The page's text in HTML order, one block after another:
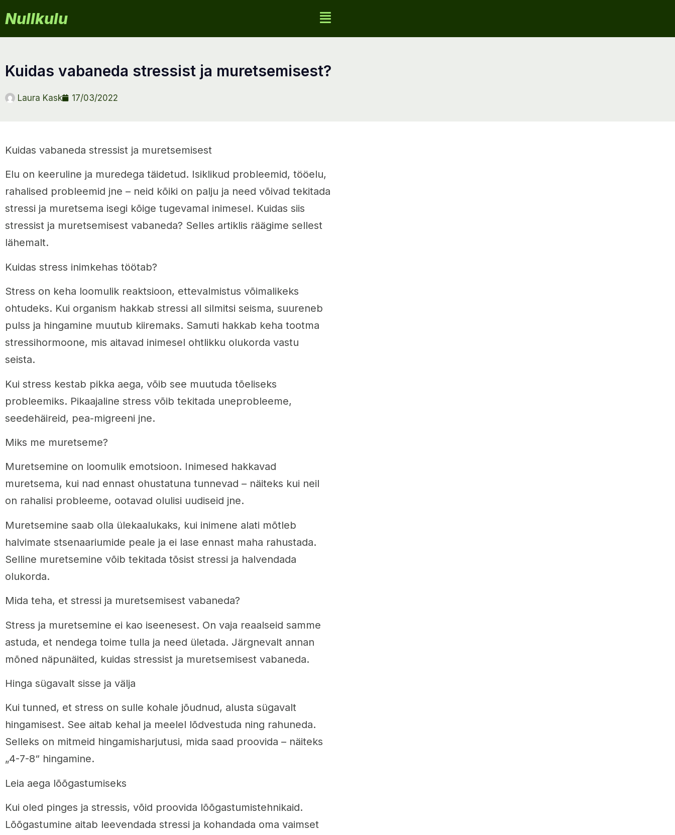
Nullkulu
kuidas vabaneda stressist ja muretsemisest?
Laura Kask 17/03/2022
Kuidas vabaneda stressist ja muretsemisest
Elu on keeruline ja muredega täidetud. Isiklikud probleemid, tööelu,
rahalised probleemid jne – neid kõiki on palju ja need võivad tekitada
stressi ja muretsema isegi kõige tugevamal inimesel. Kuidas siis
stressist ja muretsemisest vabaneda? Selles artiklis räägime sellest
lähemalt.
Kuidas stress inimkehas töötab?
Stress on keha loomulik reaktsioon, ettevalmistus võimalikeks
ohtudeks. Kui organism hakkab stressi all silmitsi seisma, suureneb
pulss ja hingamine muutub kiiremaks. Samuti hakkab keha tootma
stressihormoone, mis aitavad inimesel ohtlikku olukorda vastu
seista.
Kui stress kestab pikka aega, võib see muutuda tõeliseks
probleemiks. Pikaajaline stress võib tekitada uneprobleeme,
seedehäireid, pea-migreeni jne.
Miks me muretseme?
Muretsemine on loomulik emotsioon. Inimesed hakkavad
muretsema, kui nad ennast ohustatuna tunnevad – näiteks kui neil
on rahalisi probleeme, ootavad olulisi uudiseid jne.
Muretsemine saab olla ülekaalukaks, kui inimene alati mõtleb
halvimate stsenaariumide peale ja ei lase ennast maha rahustada.
Selline muretsemine võib tekitada tõsist stressi ja halvendada
olukorda.
Mida teha, et stressi ja muretsemisest vabaneda?
Stress ja muretsemine ei kao iseenesest. On vaja reaalseid samme
astuda, et nendega toime tulla ja need ületada. Järgnevalt annan
mõned näpunäited, kuidas stressist ja muretsemisest vabaneda.
Hinga sügavalt sisse ja välja
Kui tunned, et stress on sulle kohale jõudnud, alusta sügavalt
hingamisest. See aitab kehal ja meelel lõdvestuda ning rahuneda.
Selleks on mitmeid hingamisharjutusi, mida saad proovida – näiteks
„4-7-8“ hingamine.
Leia aega lõõgastumiseks
Kui oled pinges ja stressis, võid proovida lõõgastumistehnikaid.
Lõõgastumine aitab leevendada stressi ja kohandada oma vaimset